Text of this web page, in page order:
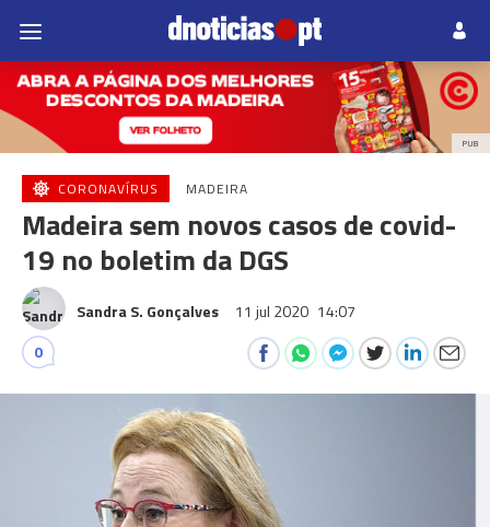
PUB
CORONAVÍRUS MADEIRA
Madeira sem novos casos de covid-
19 no boletim da DGS
Sandra S. Gonçalves 11 jul 2020 14:07
0